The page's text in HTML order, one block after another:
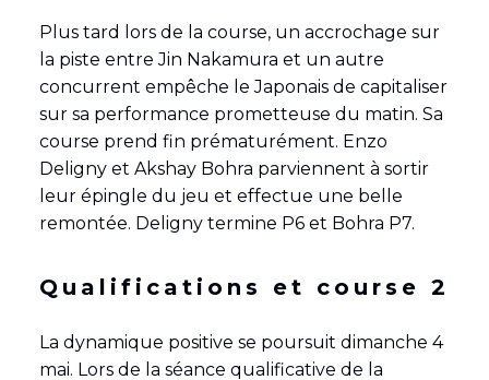
Plus tard lors de la course, un accrochage sur
la piste entre Jin Nakamura et un autre
concurrent empêche le Japonais de capitaliser
sur sa performance prometteuse du matin. Sa
course prend fin prématurément. Enzo
Deligny et Akshay Bohra parviennent à sortir
leur épingle du jeu et effectue une belle
remontée. Deligny termine P6 et Bohra P7.
Qualifications et course 2
La dynamique positive se poursuit dimanche 4
mai. Lors de la séance qualificative de la